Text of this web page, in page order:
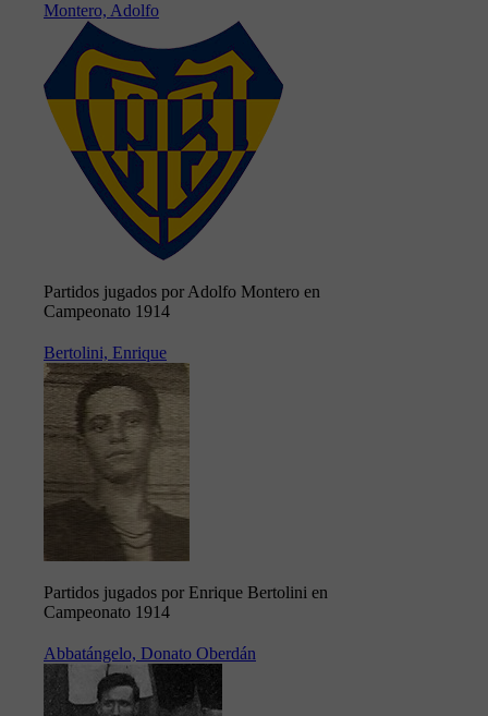
Montero, Adolfo
Partidos jugados por Adolfo Montero en
Campeonato 1914
Bertolini, Enrique
Partidos jugados por Enrique Bertolini en
Campeonato 1914
Abbatángelo, Donato Oberdán